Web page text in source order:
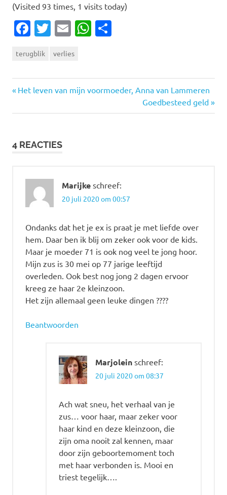
(Visited 93 times, 1 visits today)
Facebook
Twitter
EmailWhatsApp
terugblik verlies
Bericht
navigatie
Vorige
Het leven van mijn voormoeder, Anna van Lammeren
Volgende
bericht:
Goedbesteed geld
4 REACTIES
Marijke schreef:
20 juli 2020 om 00:57
Ondanks dat het je ex is praat je met liefde over
hem. Daar ben ik blij om zeker ook voor de kids.
Maar je moeder 71 is ook nog veel te jong hoor.
Mijn zus is 30 mei op 77 jarige leeftijd
overleden. Ook best nog jong 2 dagen ervoor
kreeg ze haar 2e kleinzoon.
Het zijn allemaal geen leuke dingen ????
Beantwoorden
Marjolein schreef:
20 juli 2020 om 08:37
Ach wat sneu, het verhaal van je
zus… voor haar, maar zeker voor
haar kind en deze kleinzoon, die
zijn oma nooit zal kennen, maar
door zijn geboortemoment toch
met haar verbonden is. Mooi en
triest tegelijk….